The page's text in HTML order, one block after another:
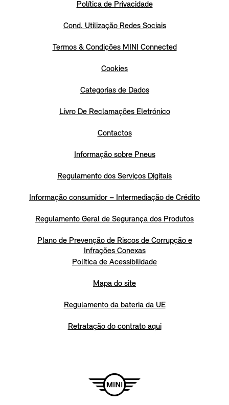
Política de Privacidade
Cond. Utilização Redes Sociais
Termos & Condições MINI Connected
Cookies
Categorias de Dados
Livro De Reclamações Eletrónico
Contactos
Informação sobre Pneus
Regulamento dos Serviços Digitais
Informação consumidor – Intermediação de Crédito
Regulamento Geral de Segurança dos Produtos
Plano de Prevenção de Riscos de Corrupção e
Infrações Conexas
Política de Acessibilidade
Mapa do site
Regulamento da bateria da UE
Retratação do contrato aqui